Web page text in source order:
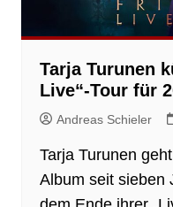
Tarja Turunen
Live“-Tour für
Andreas Schieler
Tarja Turunen
Album seit sieben